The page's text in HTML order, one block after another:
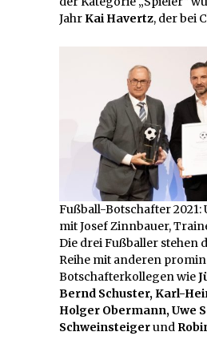
Jahr Kai Havertz, der bei
Fußball-Botschafter 2021:
mit Josef Zinnbauer,
Die drei Fußballer stehen
Reihe mit anderen
Botschafterkollegen wie
Bernd Schuster, Karl-
Holger Obermann, Uwe
Schweinsteigerund